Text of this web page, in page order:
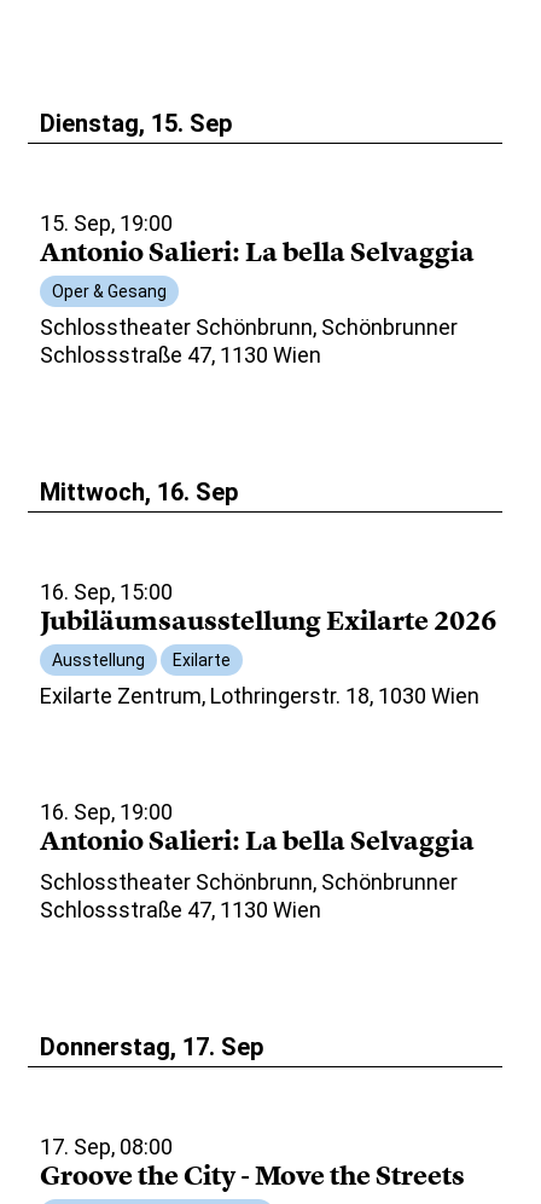
Dienstag, 15. Sep
15. Sep, 19:00
Antonio Salieri: La bella Selvaggia
Oper & Gesang
Schlosstheater Schönbrunn, Schönbrunner
Schlossstraße 47, 1130 Wien
Mittwoch, 16. Sep
16. Sep, 15:00
Jubiläumsausstellung Exilarte 2026
Ausstellung Exilarte
Exilarte Zentrum, Lothringerstr. 18, 1030 Wien
16. Sep, 19:00
Antonio Salieri: La bella Selvaggia
Schlosstheater Schönbrunn, Schönbrunner
Schlossstraße 47, 1130 Wien
Donnerstag, 17. Sep
17. Sep, 08:00
Groove the City - Move the Streets